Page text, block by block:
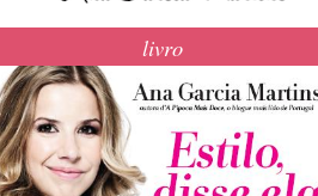
livro